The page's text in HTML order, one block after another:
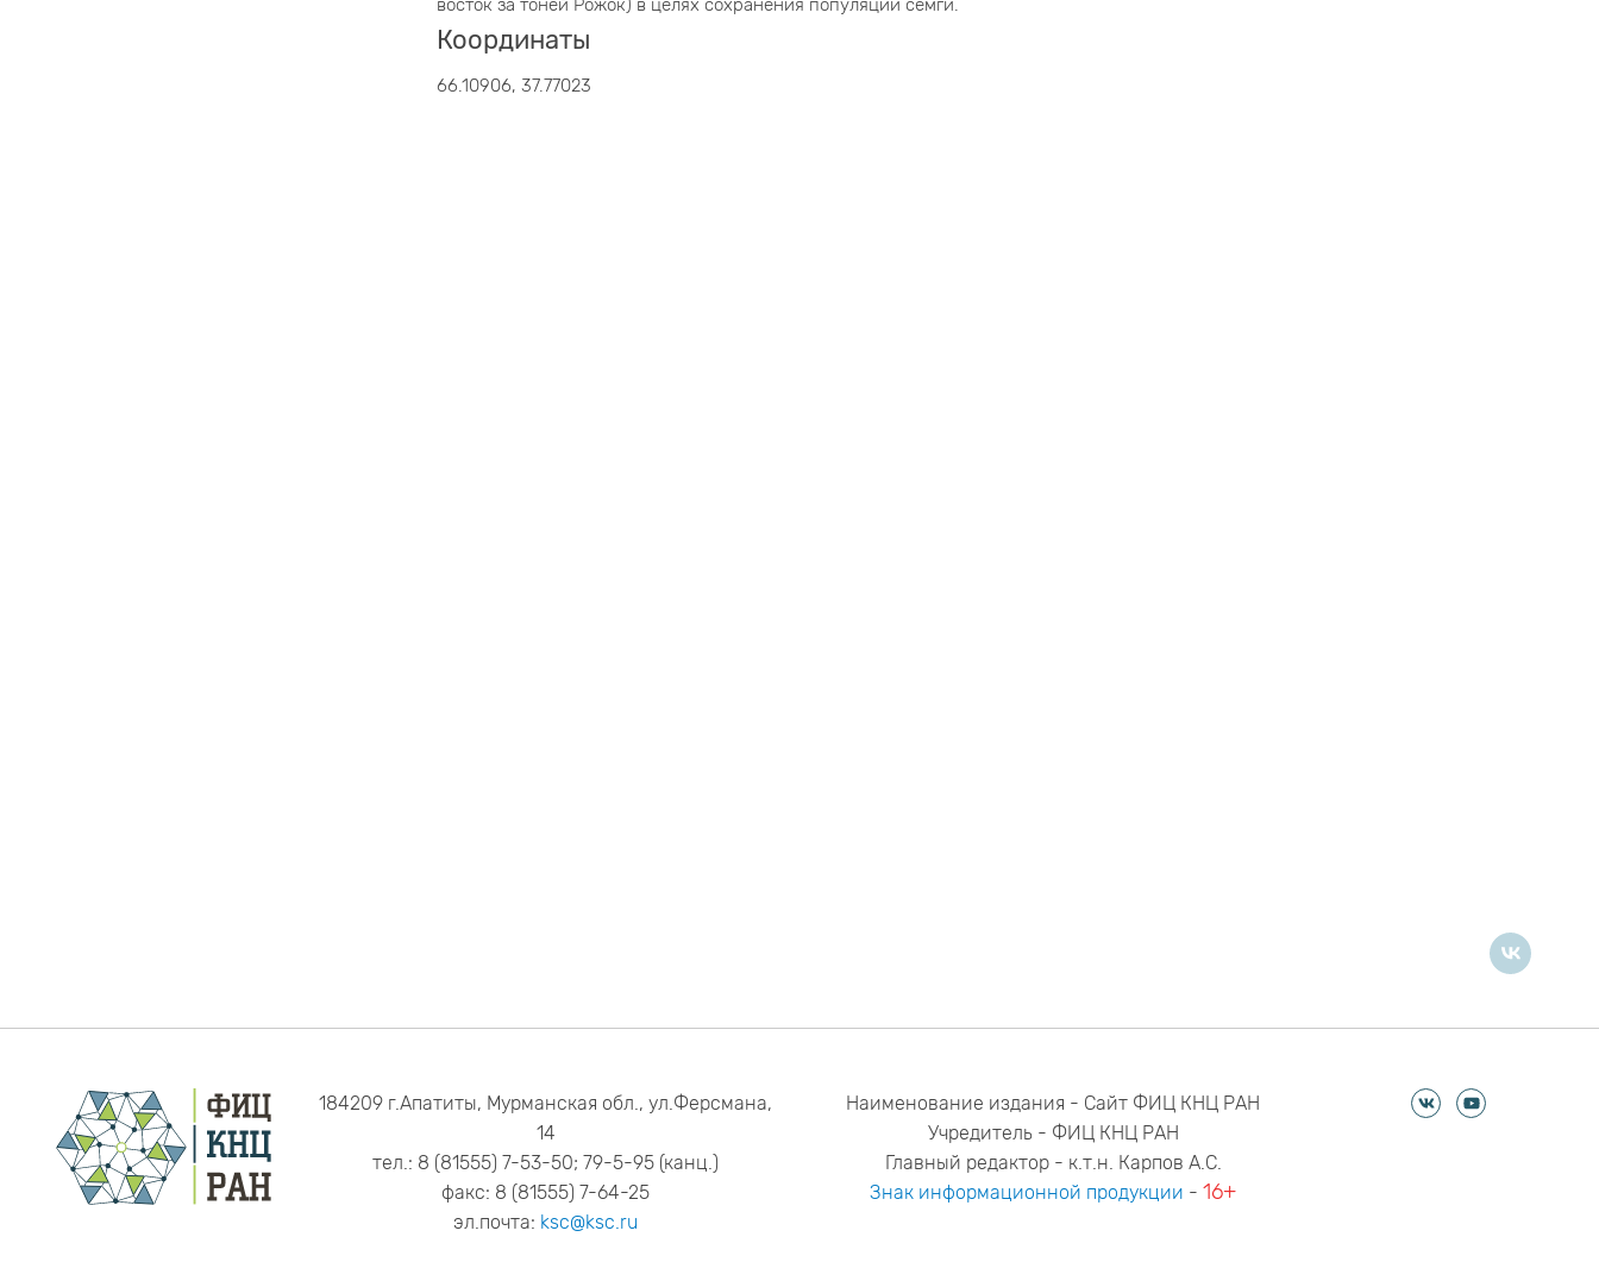
Координаты
66.10906, 37.77023
184209 г.Апатиты, Мурманская обл., ул.Ферсмана,
14
тел.: 8 (81555) 7-53-50; 79-5-95 (канц.)
факс: 8 (81555) 7-64-25
эл.почта: ksc@ksc.ru
Наименование издания - Сайт ФИЦ КНЦ РАН
Учредитель - ФИЦ КНЦ РАН
Главный редактор - к.т.н. Карпов А.С.
Знак информационной продукции -16+